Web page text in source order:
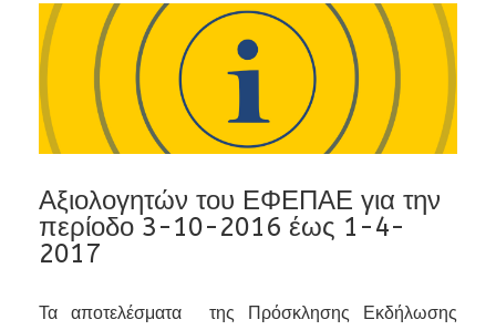
Αξιολογητών του ΕΦΕΠΑΕ για την
περίοδο 3-10-2016 έως 1-4-
2017
Τα αποτελέσματα της Πρόσκλησης Εκδήλωσης